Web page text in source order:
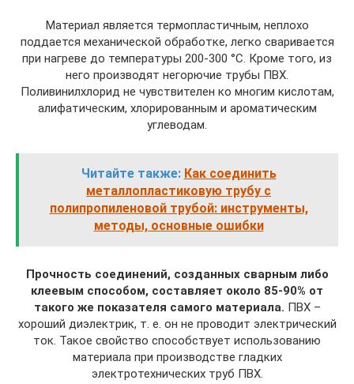
Материал является термопластичным, неплохо
поддается механической обработке, легко сваривается
при нагреве до температуры 200-300 °С. Кроме того, из
него производят негорючие трубы ПВХ.
Поливинилхлорид не чувствителен ко многим кислотам,
алифатическим, хлорированным и ароматическим
углеводам.
Читайте также: Как соединить
металлопластиковую трубу с
полипропиленовой трубой: инструменты,
методы, основные ошибки
Прочность соединений, созданных сварным либо
клеевым способом, составляет около 85-90% от
такого же показателя самого материала. ПВХ –
хороший диэлектрик, т. е. он не проводит электрический
ток. Такое свойство способствует использованию
материала при производстве гладких
электротехнических труб ПВХ.